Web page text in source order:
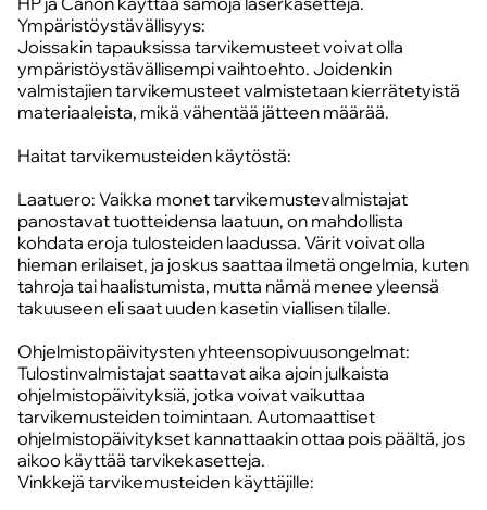
Ympäristöystävällisyys:
Joissakin tapauksissa tarvikemusteet voivat olla
ympäristöystävällisempi vaihtoehto. Joidenkin
valmistajien tarvikemusteet valmistetaan kierrätetyistä
materiaaleista, mikä vähentää jätteen määrää.
Haitat tarvikemusteiden käytöstä:
Laatuero: Vaikka monet tarvikemustevalmistajat
panostavat tuotteidensa laatuun, on mahdollista
kohdata eroja tulosteiden laadussa. Värit voivat olla
hieman erilaiset, ja joskus saattaa ilmetä ongelmia, kuten
tahroja tai haalistumista, mutta nämä menee yleensä
takuuseen eli saat uuden kasetin viallisen tilalle.
Ohjelmistopäivitysten yhteensopivuusongelmat:
Tulostinvalmistajat saattavat aika ajoin julkaista
ohjelmistopäivityksiä, jotka voivat vaikuttaa
tarvikemusteiden toimintaan. Automaattiset
ohjelmistopäivitykset kannattaakin ottaa pois päältä, jos
aikoo käyttää tarvikekasetteja.
Vinkkejä tarvikemusteiden käyttäjille: